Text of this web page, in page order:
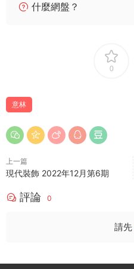
什麼網盤？
0
意林
上一篇
現代裝飾 2022年12月第6期
評論 0
請先